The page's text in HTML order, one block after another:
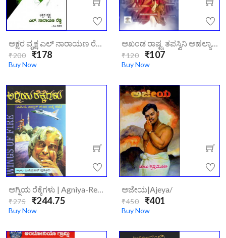
ಅಕ್ಷರ ವೃಕ್ಷ ಎಲ್ ನಾರಾಯಣ ರೆಡ್ಡಿ : ಜೀವನಚರಿತ್ರೆ | /ashara-Vriksha-L-Narayana-Reddy
₹200 ₹178
Buy Now
ಅಖಂಡ ರಾಷ್ಟ್ರ ತಪಸ್ವಿನಿ ಅಹಲ್ಯಾಬಾಯಿ ಹೋಳ್ಕರ್ | Akhanda Rashtra Tapaswini Ahalyaabai Holkar
₹120 ₹107
Buy Now
ಅಗ್ನಿಯ ರೆಕ್ಕೆಗಳು | Agniya-Rekkegalu
₹275 ₹244.75
Buy Now
ಅಜೇಯ|ajeya/
₹450 ₹401
Buy Now